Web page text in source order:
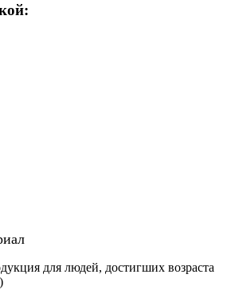
для людей, достигших возраста